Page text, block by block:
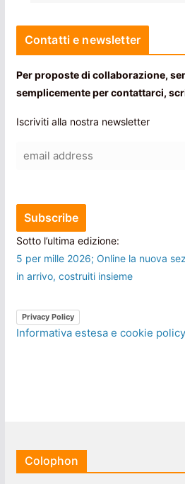
Contatti e newsletter
Per proposte di collaborazione,
semplicemente per contattarci,
Iscriviti alla nostra newsletter
Sotto l’ultima edizione:
5 per mille 2026; Online la nuova
in arrivo, costruiti insieme
Privacy Policy
Informativa estesa e cookie policy
Colophon